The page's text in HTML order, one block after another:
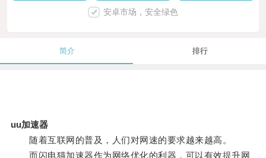
安卓市场，安全绿色
简介 排行
uu加速器
随着互联网的普及，人们对网速的要求越来越高。
而闪电猫加速器作为网络优化的利器，可以有效提升网